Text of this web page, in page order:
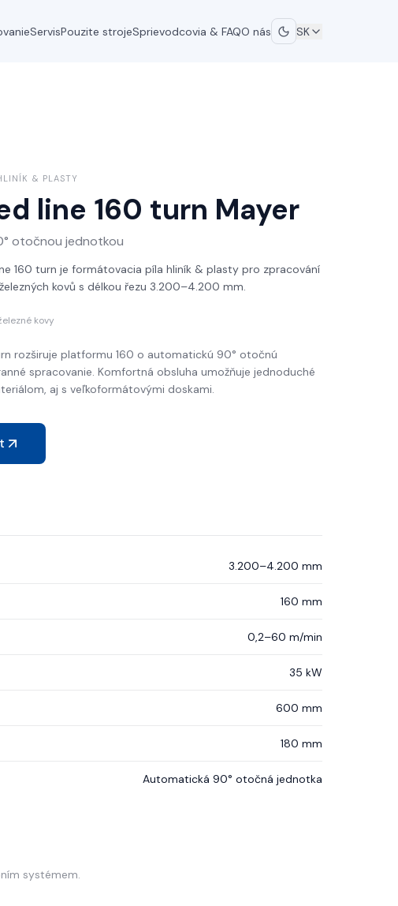
ServisPouzite strojeSprievodcovia & FAQO nás SK
& PLASTY
line 160 turn Mayer
otočnou jednotkou
160 turn je formátovacia píla hliník & plasty pro zpracování
kovů s délkou řezu 3.200–4.200 mm.
kovy
rozširuje platformu 160 o automatickú 90° otočnú
spracovanie. Komfortná obsluha umožňuje jednoduché
aj s veľkoformátovými doskami.
3.200–4.200 mm
160 mm
0,2–60 m/min
35 kW
600 mm
180 mm
Automatická 90° otočná jednotka
systémem.